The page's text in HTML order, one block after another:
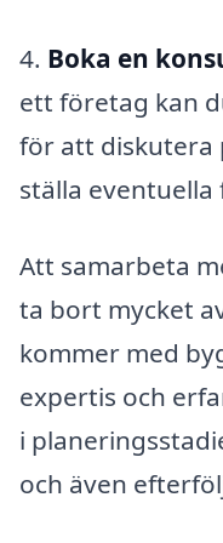
4. Boka en
ett företag kan
för att diskutera
ställa eventuella
Att samarbeta
ta bort mycket
kommer med
expertis och
i
och även